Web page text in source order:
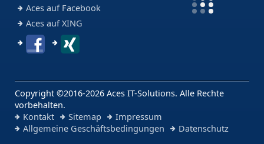
Aces auf Facebook
Aces auf XING
Copyright ©2016-2026 Aces IT-Solutions. Alle Rechte
vorbehalten.
Kontakt
Sitemap
Impressum
Allgemeine Geschäftsbedingungen
Datenschutz